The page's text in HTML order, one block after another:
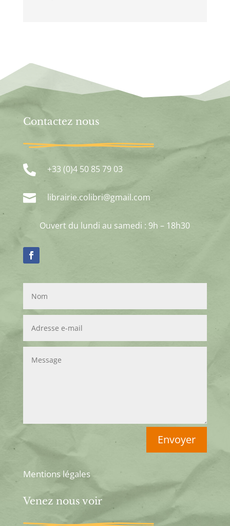
Contactez nous
 +33 (0)4 50 85 79 03
 librairie.colibri@gmail.com
Ouvert du lundi au samedi : 9h – 18h30
Envoyer
Mentions légales
Venez nous voir